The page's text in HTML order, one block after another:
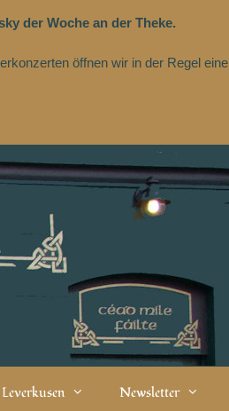
der Woche an der Theke.
öffnen wir in der Regel eine
Newsletter